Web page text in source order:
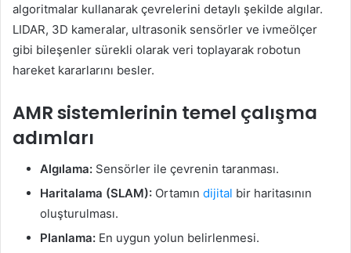
algoritmalar kullanarak çevrelerini detaylı şekilde algılar.
LIDAR, 3D kameralar, ultrasonik sensörler ve ivmeölçer
gibi bileşenler sürekli olarak veri toplayarak robotun
hareket kararlarını besler.
AMR sistemlerinin temel çalışma
adımları
Algılama: Sensörler ile çevrenin taranması.
Haritalama (SLAM): Ortamın dijital bir haritasının
oluşturulması.
Planlama: En uygun yolun belirlenmesi.